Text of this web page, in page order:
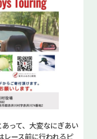
って、大変なにぎあい
レース前に行われるピ